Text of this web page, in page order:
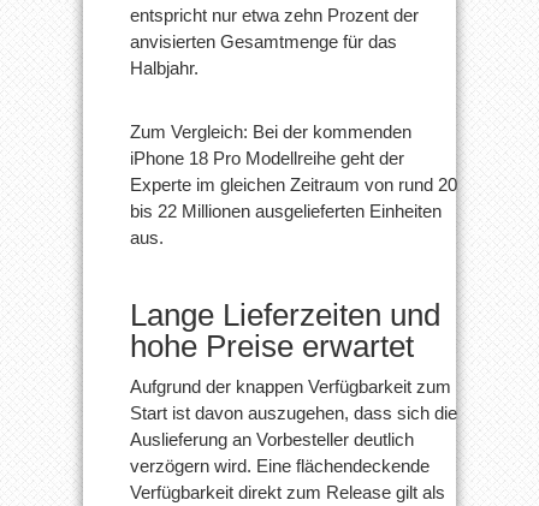
entspricht nur etwa zehn Prozent der
anvisierten Gesamtmenge für das
Halbjahr.
Zum Vergleich: Bei der kommenden
iPhone 18 Pro Modellreihe geht der
Experte im gleichen Zeitraum von rund 20
bis 22 Millionen ausgelieferten Einheiten
aus.
Lange Lieferzeiten und
hohe Preise erwartet
Aufgrund der knappen Verfügbarkeit zum
Start ist davon auszugehen, dass sich die
Auslieferung an Vorbesteller deutlich
verzögern wird. Eine flächendeckende
Verfügbarkeit direkt zum Release gilt als